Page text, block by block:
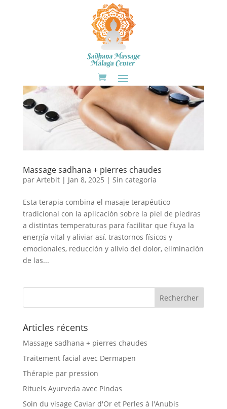
Massage sadhana + pierres chaudes
par Artebit| Jan 8, 2025 | Sin categoría
Esta terapia combina el masaje terapéutico
tradicional con la aplicación sobre la piel de piedras
a distintas temperaturas para facilitar que fluya la
energía vital y aliviar así, trastornos físicos y
emocionales, reducción y alivio del dolor, eliminación
de las...
Articles récents
Massage sadhana + pierres chaudes
Traitement facial avec Dermapen
Thérapie par pression
Rituels Ayurveda avec Pindas
Soin du visage Caviar d'Or et Perles à l'Anubis